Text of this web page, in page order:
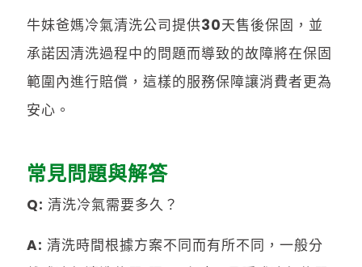
牛妹爸媽冷氣清洗公司提供30天售後保固，並
承諾因清洗過程中的問題而導致的故障將在保固
範圍內進行賠償，這樣的服務保障讓消費者更為
安心。
常見問題與解答
Q: 清洗冷氣需要多久？
A: 清洗時間根據方案不同而有所不同，一般分